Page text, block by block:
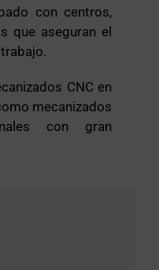
con centros,
que aseguran el
CNC en
mecanizados
con gran